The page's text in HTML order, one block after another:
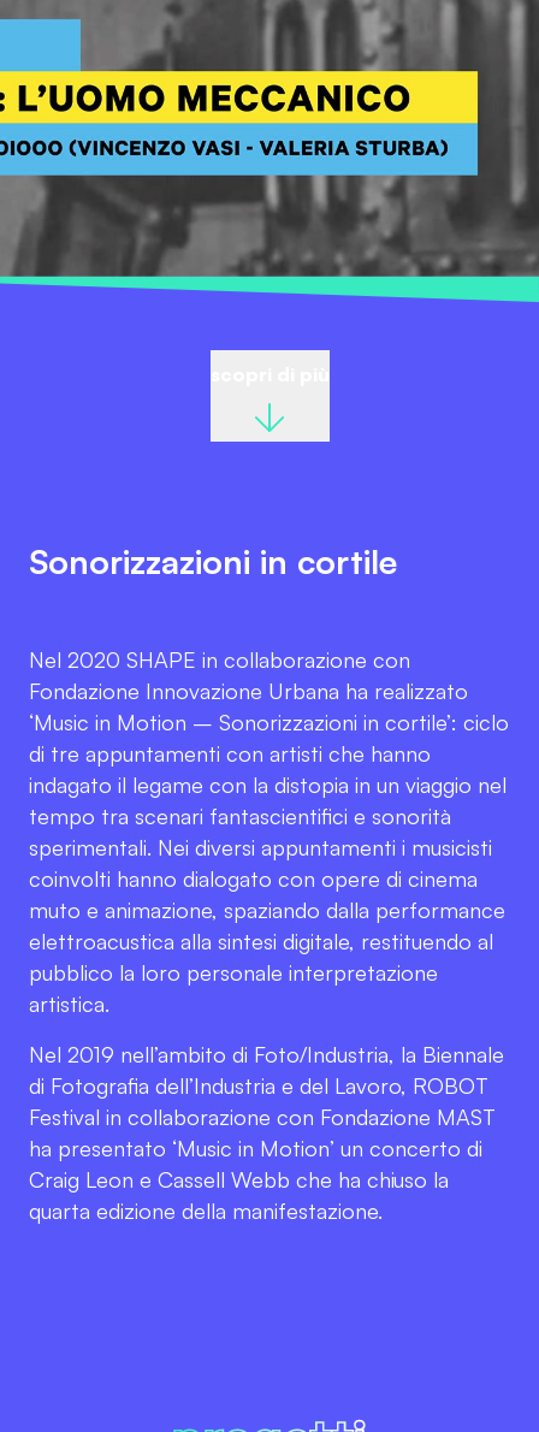
Sonorizzazioni in cortile
Nel 2020 SHAPE in collaborazione con
Fondazione Innovazione Urbana ha realizzato
‘Music in Motion – Sonorizzazioni in cortile’: ciclo
di tre appuntamenti con artisti che hanno
indagato il legame con la distopia in un viaggio nel
tempo tra scenari fantascientifici e sonorità
sperimentali. Nei diversi appuntamenti i musicisti
coinvolti hanno dialogato con opere di cinema
muto e animazione, spaziando dalla performance
elettroacustica alla sintesi digitale, restituendo al
pubblico la loro personale interpretazione
artistica.
Nel 2019 nell’ambito di Foto/Industria, la Biennale
di Fotografia dell’Industria e del Lavoro, ROBOT
Festival in collaborazione con Fondazione MAST
ha presentato ‘Music in Motion’ un concerto di
Craig Leon e Cassell Webb che ha chiuso la
quarta edizione della manifestazione.